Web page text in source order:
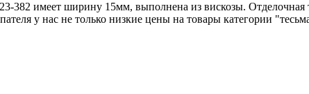
23-382 имеет ширину 15мм, выполнена из вискозы.
у нас не только низкие цены на товары категории